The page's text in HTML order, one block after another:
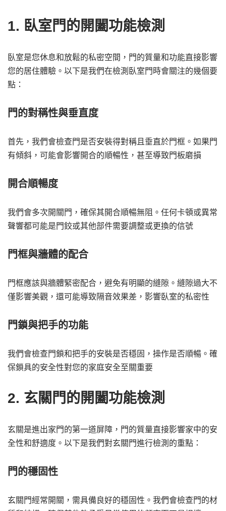
1. 臥室門的開闔功能檢測
臥室是您休息和放鬆的私密空間，門的質量和功能直接影響
您的居住體驗。以下是我們在檢測臥室門時會關注的幾個要
點：
門的對稱性與垂直度
首先，我們會檢查門是否安裝得對稱且垂直於門框。如果門
有傾斜，可能會影響開合的順暢性，甚至導致門板磨損
開合順暢度
我們會多次開關門，確保其開合順暢無阻。任何卡頓或異常
聲響都可能是門鉸或其他部件需要調整或更換的信號
門框與牆體的配合
門框應該與牆體緊密配合，避免有明顯的縫隙。縫隙過大不
僅影響美觀，還可能導致隔音效果差，影響臥室的私密性
門鎖與把手的功能
我們會檢查門鎖和把手的安裝是否穩固，操作是否順暢。確
保鎖具的安全性對您的家庭安全至關重要
2. 玄關門的開闔功能檢測
玄關是進出家門的第一道屏障，門的質量直接影響家中的安
全性和舒適度。以下是我們對玄關門進行檢測的重點：
門的穩固性
玄關門經常開關，需具備良好的穩固性。我們會檢查門的材